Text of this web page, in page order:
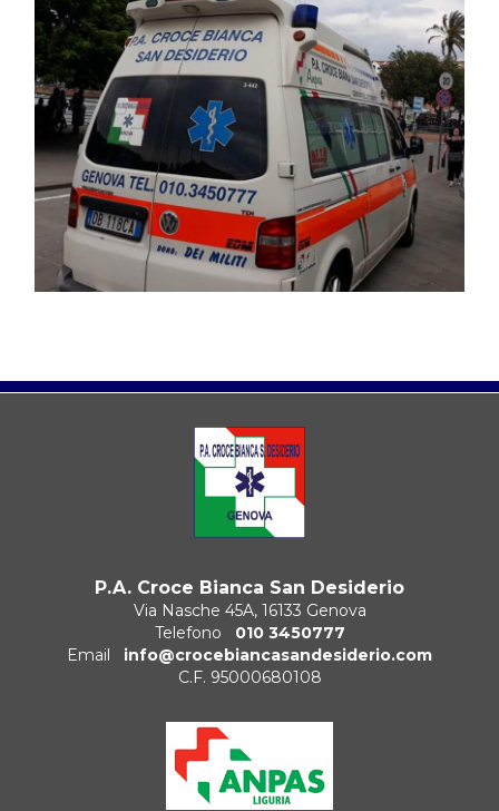
P.A. Croce Bianca San Desiderio
Via Nasche 45A, 16133 Genova
Telefono 010 3450777
Email info@crocebiancasandesiderio.com
C.F. 95000680108